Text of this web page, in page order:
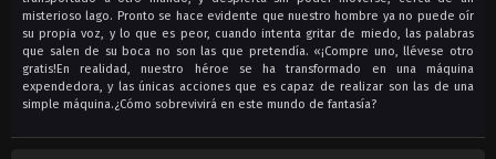
misterioso lago. Pronto se hace evidente que nuestro hombre ya no puede oír
su propia voz, y lo que es peor, cuando intenta gritar de miedo, las palabras
que salen de su boca no son las que pretendía. «¡Compre uno, llévese otro
gratis!En realidad, nuestro héroe se ha transformado en una máquina
expendedora, y las únicas acciones que es capaz de realizar son las de una
simple máquina.¿Cómo sobrevivirá en este mundo de fantasía?